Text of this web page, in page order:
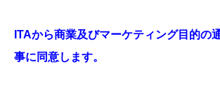
ITAから商業及びマーケティング目的の
事に同意します。